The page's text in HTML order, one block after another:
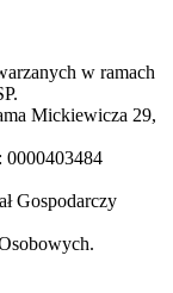
w ramach
Mickiewicza 29,
0000403484
Gospodarczy